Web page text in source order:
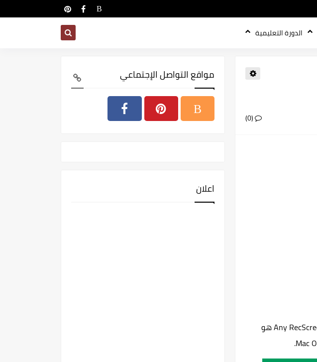
الدورة التعليمية
(0)
قم بتنزيل برنامج الإعداد الكامل لبرنامج Any RecScreen 2 لنظام التشغيل Mac مجانًا. Any RecScreen هو
مواقع التواصل الإجتماعي
اعلان